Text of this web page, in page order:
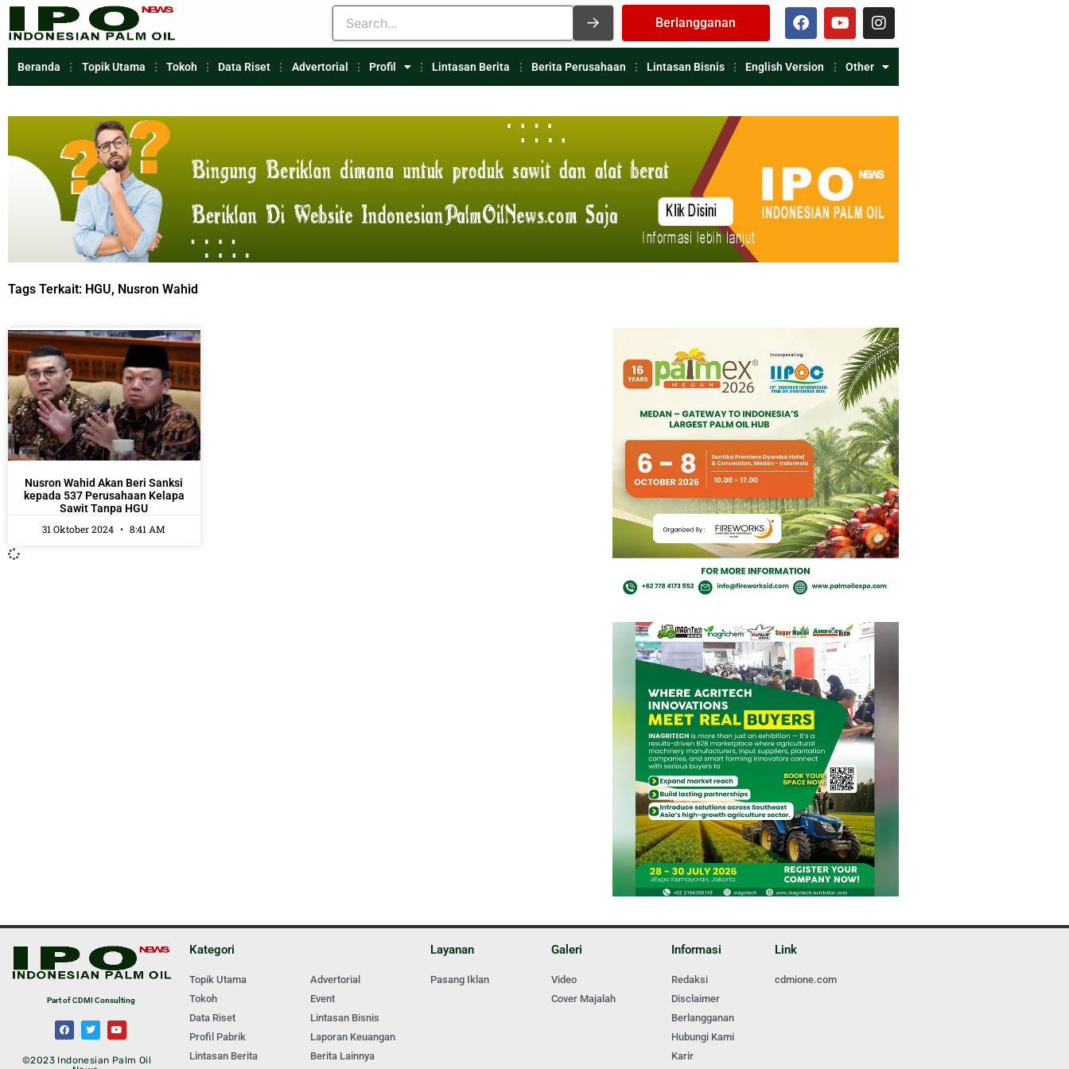
Berlangganan
Beranda Topik Utama Tokoh Data Riset Advertorial Profil Lintasan Berita Berita Perusahaan Lintasan Bisnis English Version Other
Tags Terkait: HGU, Nusron Wahid
Nusron Wahid Akan Beri Sanksi
kepada 537 Perusahaan Kelapa
Sawit Tanpa HGU
31 Oktober 2024
8:41 AM
Part of CDMI Consulting
©2023 Indonesian Palm Oil
Kategori
Topik Utama
Tokoh
Data Riset
Profil Pabrik
Lintasan Berita
Advertorial
Event
Lintasan Bisnis
Laporan Keuangan
Berita Lainnya
Layanan
Pasang Iklan
Galeri
Video
Cover Majalah
Informasi
Redaksi
Disclaimer
Berlangganan
Hubungi Kami
Karir
Link
cdmione.com